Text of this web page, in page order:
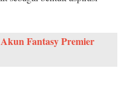
Fantasy Premier